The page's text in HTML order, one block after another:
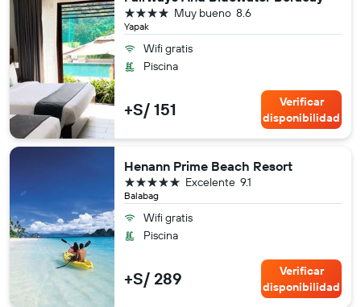
Yapak
8.6
Muy bueno
4 estrellas
Wifi gratis
Piscina
+S/ 151
Verificar
disponibilidad
Henann Prime Beach Resort
Balabag
9.1
Excelente
5 estrellas
Wifi gratis
Piscina
+S/ 289
Verificar
disponibilidad